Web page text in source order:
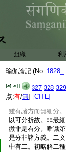
組織 利
瑜伽論記 (No. 1828_
327 328 329
点:有/無] [CITE]
造色。今説外縁大
因。相依而有是造
或具五義或不具五
所造義。必同性造
必同非異法造。若
遮。異熟長養等流
理亦不遮。第二文
等者。此顯頓變非
有極微。又非極微
同經部積成大義。
倶實。極微亦有方
雖有諸方而無細分
以可分折故。非最
微非是有分。唯識
是分非諸方義。二
中有二。初略解二